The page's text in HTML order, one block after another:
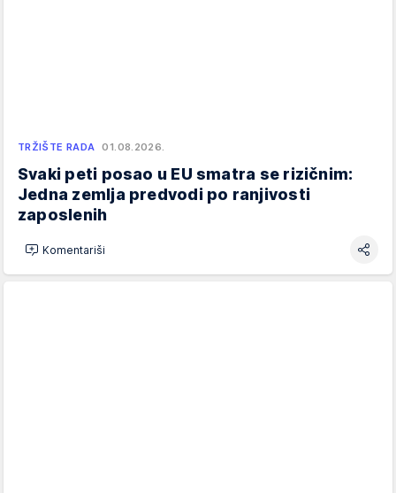
TRŽIŠTE RADA 01.08.2026.
Svaki peti posao u EU smatra se rizičnim:
Jedna zemlja predvodi po ranjivosti
zaposlenih
Komentariši